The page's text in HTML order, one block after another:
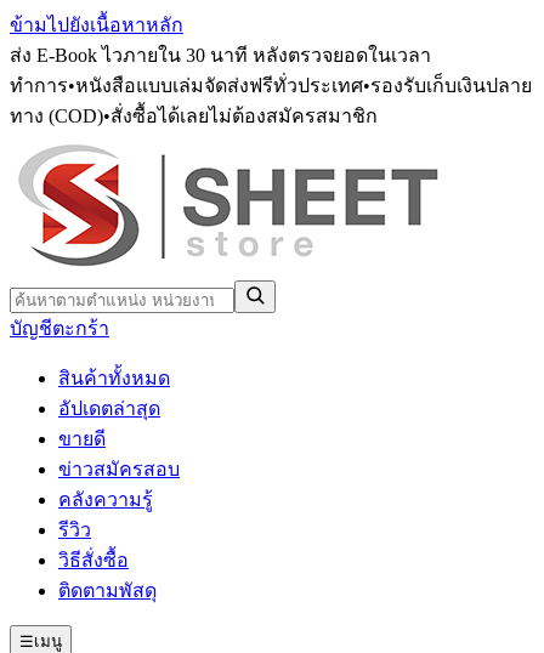
ข้ามไปยังเนื้อหาหลัก
ส่ง E-Book ไวภายใน 30 นาที หลังตรวจยอดในเวลา
ทำการ•หนังสือแบบเล่มจัดส่งฟรีทั่วประเทศ•รองรับเก็บเงินปลาย
ทาง (COD)•สั่งซื้อได้เลยไม่ต้องสมัครสมาชิก
บัญชีตะกร้า
สินค้าทั้งหมด
อัปเดตล่าสุด
ขายดี
ข่าวสมัครสอบ
คลังความรู้
รีวิว
วิธีสั่งซื้อ
ติดตามพัสดุ
☰เมนู